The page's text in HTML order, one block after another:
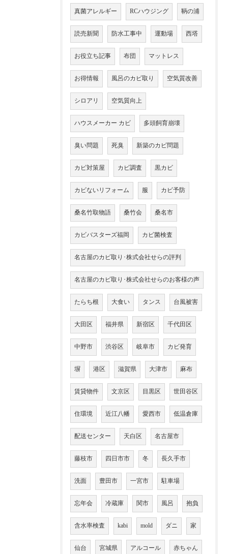
真菌アレルギー RCハウジング 鞆の浦
読売新聞 防水工事中 運動場 西塔
お役立ち記事 布団 マットレス
お得情報 風呂のカビ取り 空気質改善
シロアリ 空気質向上
ハウスメーカー カビ 多頭飼育崩壊
臭い問題 死臭 新築のカビ問題
カビ対策屋 カビ調査 黒カビ
カビないリフォーム 服 カビ予防
桑名竹取物語 桑竹会 桑名市
カビバスターズ福岡 カビ菌検査
名古屋のカビ取り･株式会社せらの評判
名古屋のカビ取り･株式会社せらのお客様の声
たらち根 大食い タンス 台風被害
大田区 福井県 新宿区 千代田区
中野市 渋谷区 岐阜市 カビ発育
塀 港区 滋賀県 大津市 麻布
賃貸物件 文京区 目黒区 世田谷区
住環境 近江八幡 愛西市 低温倉庫
配送センター 天白区 名古屋市
藤枝市 四日市市 冬 長久手市
洗面 豊田市 一宮市 駐車場
忘年会 冷蔵庫 関市 風呂 抱負
含水率検査 kabi mold ダニ 家
仙台 宮城県 アルコール 赤ちゃん